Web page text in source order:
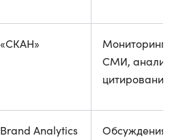
«СКАН»
Мониторинг
СМИ, анализ
цитирования
Brand Analytics
Обсуждения